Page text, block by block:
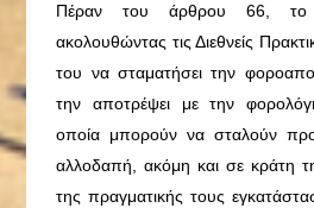
Πέραν του άρθρου 66, το
ακολουθώντας τις Διεθνείς
του να σταματήσει την
την αποτρέψει με την
οποία μπορούν να σταλούν
αλλοδαπή, ακόμη και σε κράτη
της πραγματικής τους